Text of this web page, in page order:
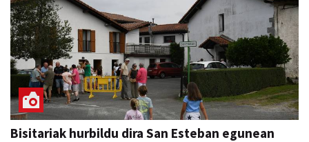
Bisitariak hurbildu dira San Esteban egunean